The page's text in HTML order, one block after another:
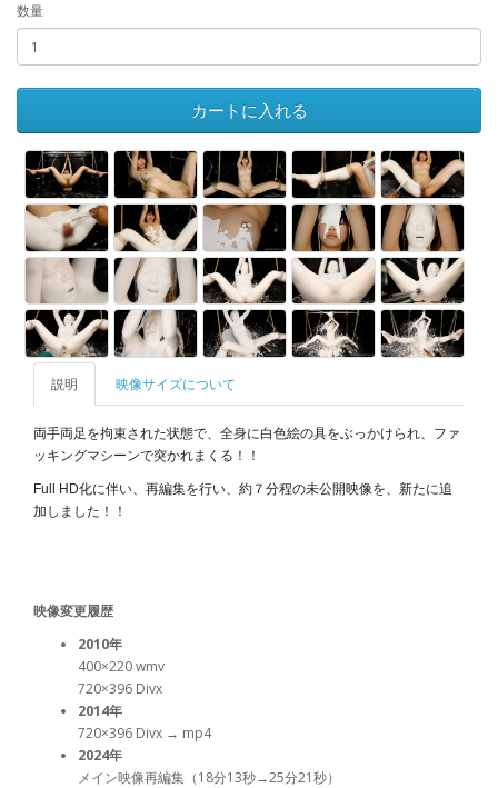
数量
カートに入れる
説明 映像サイズについて
両手両足を拘束された状態で、全身に白色絵の具をぶっかけられ、ファ
ッキングマシーンで突かれまくる！！
Full HD化に伴い、再編集を行い、約７分程の未公開映像を、新たに追
加しました！！
映像変更履歴
2010年
400×220 wmv
720×396 Divx
2014年
720×396 Divx → mp4
2024年
メイン映像再編集（18分13秒→25分21秒）